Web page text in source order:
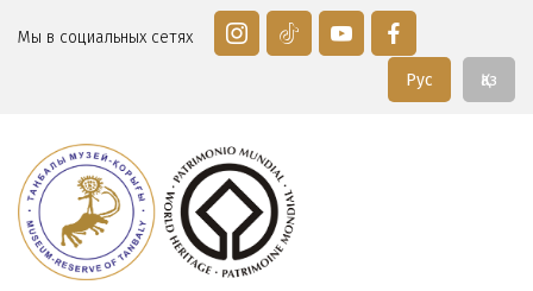
Мы в социальных сетях
Қаз
Рус